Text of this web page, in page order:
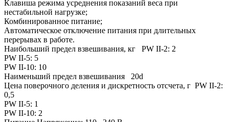
Клавиша режима усреднения показаний веса при
нестабильной нагрузке;
Комбинированное питание;
Автоматическое отключение питания при длительных
перерывах в работе.
Наибольший предел взвешивания, кг PW II-2: 2
PW II-5: 5
PW II-10: 10
Наименьший предел взвешивания 20d
Цена поверочного деления и дискретность отсчета, г PW II-2:
0,5
PW II-5: 1
PW II-10: 2